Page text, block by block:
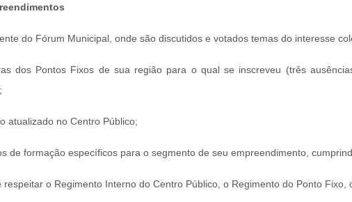
do Fórum Municipal, onde são discutidos e votados temas do interesse
dos Pontos Fixos de sua região para o qual se inscreveu (três
atualizado no Centro Público;
de formação específicos para o segmento de seu empreendimento,
respeitar o Regimento Interno do Centro Público, o Regimento do Ponto